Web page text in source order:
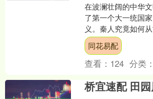
在波澜壮阔的中华
了第一个大一统国
义。秦人究竟如何
向关中、走向咸阳，
业？他们经历了怎样
同花易配
查看： 124 分类：
桥宜速配 田